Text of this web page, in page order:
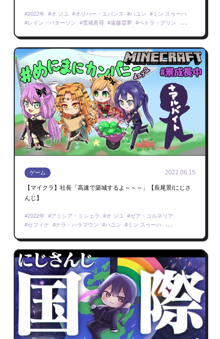
2022年 オ ジユ オリバー・エバンス ハユン
ミン スゥーハ
レイン・パターソン
雪城眞尋 遠藤霊夢
ペトラ・グリン
ゲーム 2022.06.15
【マイクラ】社長「高速で築城するよ～～～」【長尾景/にじさ
んじ】
2022年 アミシア・ミシェラ オ ジユ
ゼア・コルネリア
セフィナ
ナラ・ハラマウン ハユン
ミン スゥーハ
めにまにカンパニー
Minecraft